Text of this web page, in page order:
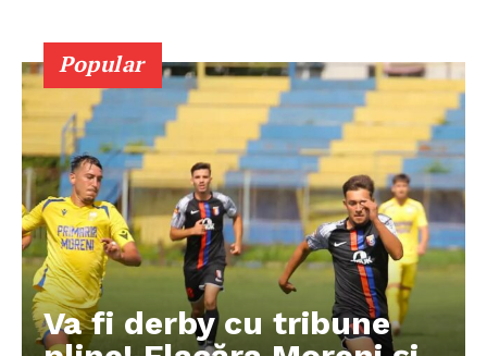
Popular
Va fi derby cu tribune